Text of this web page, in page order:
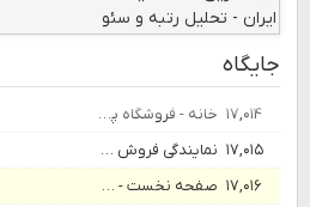
جایگاه
۱۷,۰۱۴ خانه - فروشگاه پمپیران اصفهان
۱۷,۰۱۵
‫نمایندگی فروش محصولات ال جی | فروشگاه اینترنتی ال جی مارکت
۱۷,۰۱۶
صفحه نخست - شرکت فراورده های نسوز ایران